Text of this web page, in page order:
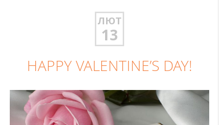
ЛЮТ
13
HAPPY VALENTINE’S DAY!